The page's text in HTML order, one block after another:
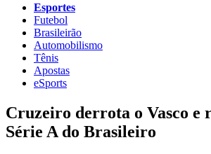
Esportes
Futebol
Brasileirão
Automobilismo
Tênis
Apostas
eSports
Cruzeiro derrota o Vasco e
Série A do Brasileiro